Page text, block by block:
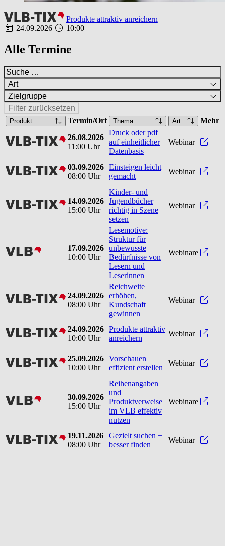
Produkte attraktiv anreichern
24.09.2026
10:00
Alle Termine
Art
Zielgruppe
Filter zurücksetzen
Produkt Termin/Ort Thema Art Mehr
vlbtix
26.08.2026
11:00 Uhr
Druck oder pdf
auf einheitlicher
Datenbasis
Webinar
vlbtix
03.09.2026
08:00 Uhr
Einsteigen leicht
gemacht
Webinar
vlbtix
14.09.2026
15:00 Uhr
Kinder- und
Jugendbücher
richtig in Szene
setzen
Webinar
vlb
17.09.2026
10:00 Uhr
Lesemotive:
Struktur für
unbewusste
Bedürfnisse von
Lesern und
Leserinnen
Webinare
vlbtix
24.09.2026
08:00 Uhr
Reichweite
erhöhen,
Kundschaft
gewinnen
Webinar
vlbtix
24.09.2026
10:00 Uhr
Produkte attraktiv
anreichern
Webinar
vlbtix
25.09.2026
10:00 Uhr
Vorschauen
effizient erstellen
Webinar
vlb
30.09.2026
15:00 Uhr
Reihenangaben
und
Produktverweise
im VLB effektiv
nutzen
Webinare
vlbtix
19.11.2026
08:00 Uhr
Gezielt suchen +
besser finden
Webinar